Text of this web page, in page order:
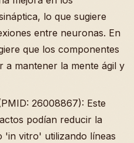
lo que sugiere
entre neuronas. En
que los componentes
a mantener la mente ágil y
26008867): Este
podían reducir la
'in vitro' utilizando líneas